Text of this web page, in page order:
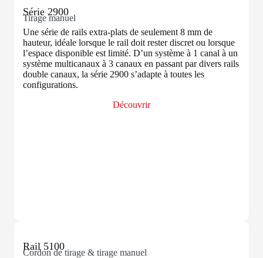
Tirage manuel
Série 2900
Une série de rails extra-plats de seulement 8 mm de
hauteur, idéale lorsque le rail doit rester discret ou lorsque
l’espace disponible est limité. D’un système à 1 canal à un
système multicanaux à 3 canaux en passant par divers rails
double canaux, la série 2900 s’adapte à toutes les
configurations.
Découvrir
Cordon de tirage & tirage manuel
Rail 5100